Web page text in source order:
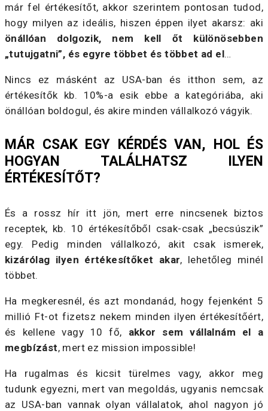
már fel értékesítőt, akkor szerintem pontosan tudod,
hogy milyen az ideális, hiszen éppen ilyet akarsz: aki
önállóan dolgozik, nem kell őt különösebben
„tutujgatni”, és egyre többet és többet ad el…
Nincs ez másként az USA-ban és itthon sem, az
értékesítők kb. 10%-a esik ebbe a kategóriába, aki
önállóan boldogul, és akire minden vállalkozó vágyik.
MÁR CSAK EGY KÉRDÉS VAN, HOL ÉS
HOGYAN TALÁLHATSZ ILYEN
ÉRTÉKESÍTŐT?
És a rossz hír itt jön, mert erre nincsenek biztos
receptek, kb. 10 értékesítőből csak-csak „becsúszik”
egy. Pedig minden vállalkozó, akit csak ismerek,
kizárólag ilyen értékesítőket akar, lehetőleg minél
többet.
Ha megkeresnél, és azt mondanád, hogy fejenként 5
millió Ft-ot fizetsz nekem minden ilyen értékesítőért,
és kellene vagy 10 fő, akkor sem vállalnám el a
megbízást, mert ez mission impossible!
Ha rugalmas és kicsit türelmes vagy, akkor meg
tudunk egyezni, mert van megoldás, ugyanis nemcsak
az USA-ban vannak olyan vállalatok, ahol nagyon jó